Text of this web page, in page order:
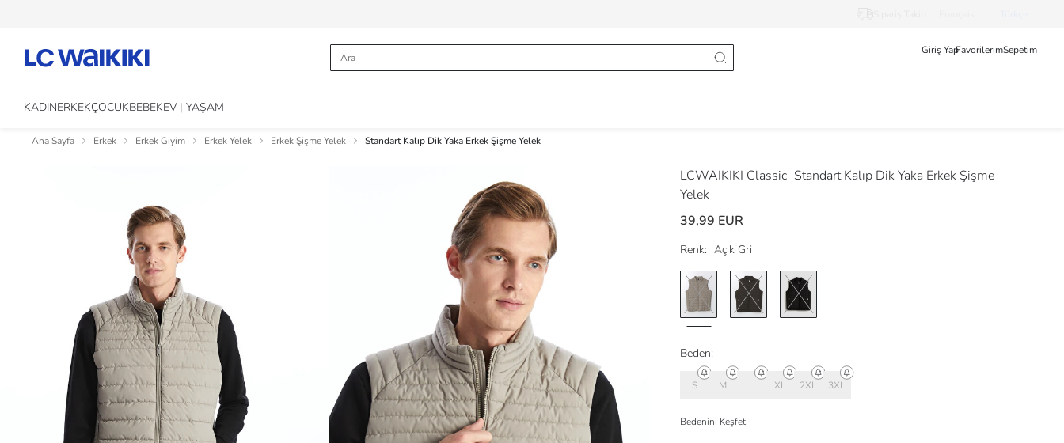
Giriş YapFavorilerimSepetim
KADINERKEKÇOCUKBEBEKEV | YAŞAM
Ana Sayfa Erkek Erkek Giyim Erkek Yelek Erkek Şişme Yelek Standart Kalıp Dik Yaka Erkek Şişme Yelek
LCWAIKIKI Classic Standart Kalıp Dik Yaka Erkek Şişme
Yelek
39,99 EUR
Renk: Açık Gri
Beden:
S M L XL 2XL 3XL
Bedenini Keşfet